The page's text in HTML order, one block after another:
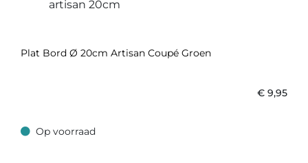
Plat Bord Ø 20cm Artisan Coupé Groen
€ 9,95
Op voorraad
Op voorraad